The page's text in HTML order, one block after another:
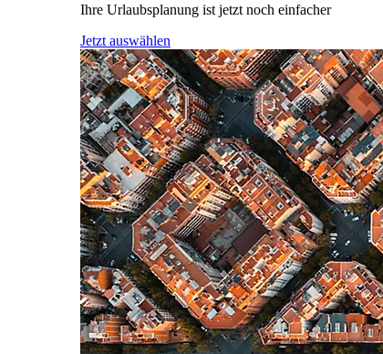
Ihre Urlaubsplanung ist jetzt noch einfacher
Jetzt auswählen